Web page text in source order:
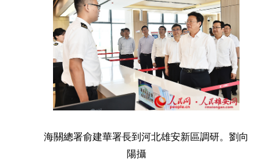
海關總署俞建華署長到河北雄安新區調研。劉向
陽攝